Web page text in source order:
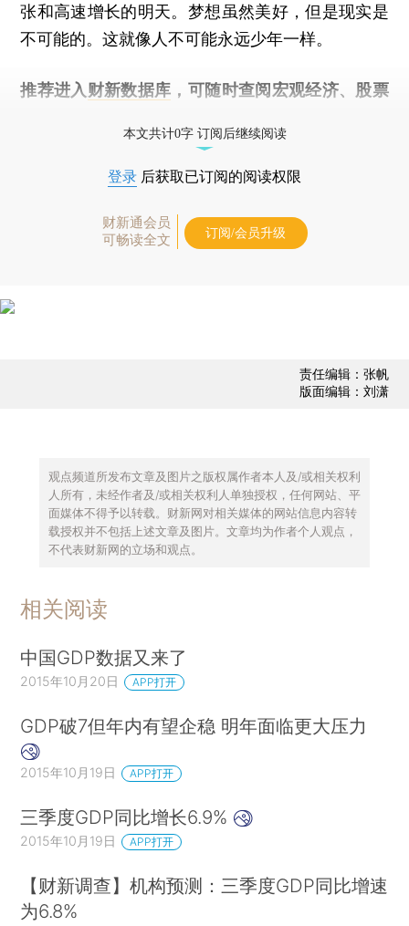
张和高速增长的明天。梦想虽然美好，但是现实是
不可能的。这就像人不可能永远少年一样。
推荐进入 财新数据库 ，可随时查阅宏观经济、股票
本文共计0字 订阅后继续阅读
登录 后获取已订阅的阅读权限
财新通会员
可畅读全文
订阅/会员升级
责任编辑：张帆
版面编辑：刘潇
观点频道所发布文章及图片之版权属作者本人及/或相关权利
人所有，未经作者及/或相关权利人单独授权，任何网站、平
面媒体不得予以转载。财新网对相关媒体的网站信息内容转
载授权并不包括上述文章及图片。文章均为作者个人观点，
不代表财新网的立场和观点。
相关阅读
中国GDP数据又来了
2015年10月20日 APP打开
GDP破7但年内有望企稳 明年面临更大压力
2015年10月19日 APP打开
三季度GDP同比增长6.9%
2015年10月19日 APP打开
【财新调查】机构预测：三季度GDP同比增速
为6.8%